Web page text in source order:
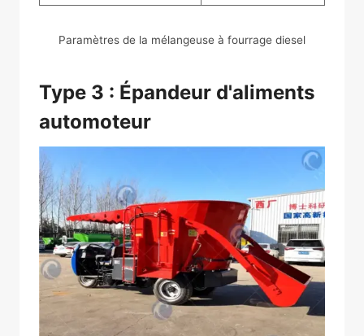
Paramètres de la mélangeuse à fourrage diesel
Type 3 : Épandeur d'aliments
automoteur